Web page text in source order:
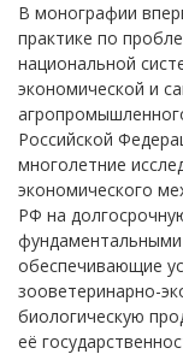
В монографии
практике по
национальной
экономической и
Российской
многолетние
экономического
РФ на
обеспечивающие
зооветеринарно-
биологическую
её